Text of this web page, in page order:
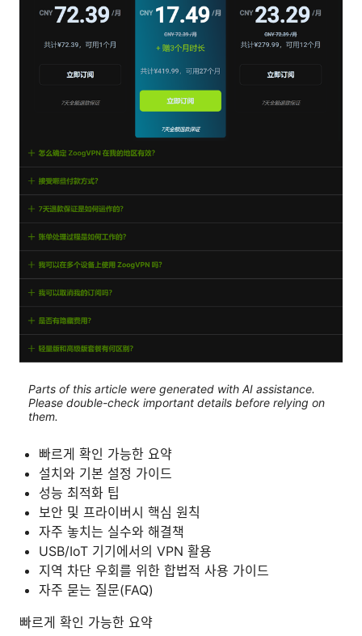
Parts of this article were generated with AI assistance.
Please double-check important details before relying on
them.
빠르게 확인 가능한 요약
설치와 기본 설정 가이드
성능 최적화 팁
보안 및 프라이버시 핵심 원칙
자주 놓치는 실수와 해결책
USB/IoT 기기에서의 VPN 활용
지역 차단 우회를 위한 합법적 사용 가이드
자주 묻는 질문(FAQ)
빠르게 확인 가능한 요약